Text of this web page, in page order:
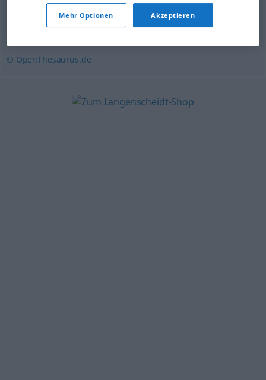
fuchsteufelswild (ugs.),wütend ungeduldig
ungezügelt,cholerisch
© OpenThesaurus.de
Mehr Optionen Akzeptieren